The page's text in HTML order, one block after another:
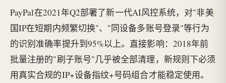
PayPal在2021年Q2部署了新一代AI风控系统，对"非美
国IP在短期内频繁切换"、"同设备多账号登录"等行为
的识别准确率提升到95%以上。直接影响：2018年前
批量注册的"刷子账号"几乎被全部清理，新规则下必须
用真实合规的IP+设备指纹+号码组合才能稳定使用。